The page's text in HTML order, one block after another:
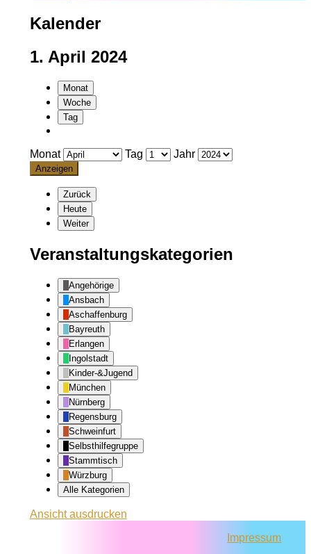
Kalender
1. April 2024
Monat
Woche
Tag
Monat Tag Jahr
Zurück
Heute
Weiter
Veranstaltungskategorien
Angehörige
Ansbach
Aschaffenburg
Bayreuth
Erlangen
Ingolstadt
Kinder-&Jugend
München
Nürnberg
Regensburg
Schweinfurt
Selbsthilfegruppe
Stammtisch
Würzburg
Alle Kategorien
Ansichtausdrucken
Impressum